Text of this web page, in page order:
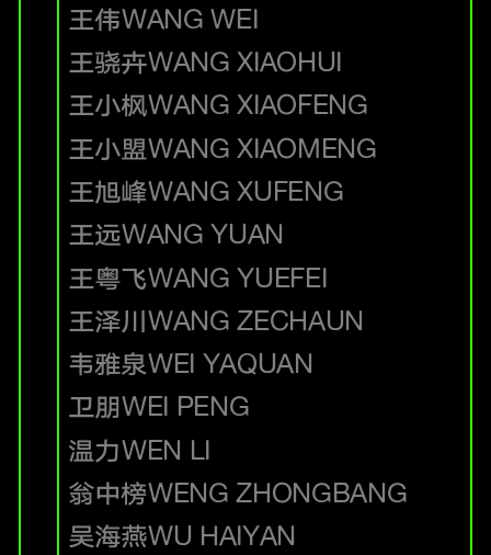
王伟WANG WEI
王骁卉WANG XIAOHUI
王小枫WANG XIAOFENG
王小盟WANG XIAOMENG
王旭峰WANG XUFENG
王远WANG YUAN
王粤飞WANG YUEFEI
王泽川WANG ZECHAUN
韦雅泉WEI YAQUAN
卫朋WEI PENG
温力WEN LI
翁中榜WENG ZHONGBANG
吴海燕WU HAIYAN